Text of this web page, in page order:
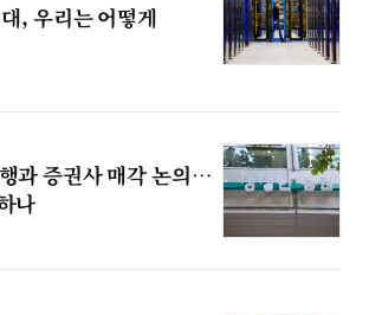
, 우리는 어떻게
과 증권사 매각 논의…
나